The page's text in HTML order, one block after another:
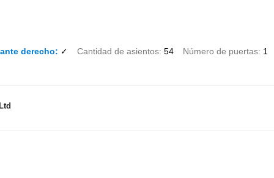
derecho ✓ Cantidad de asientos 54 Número de puertas 1